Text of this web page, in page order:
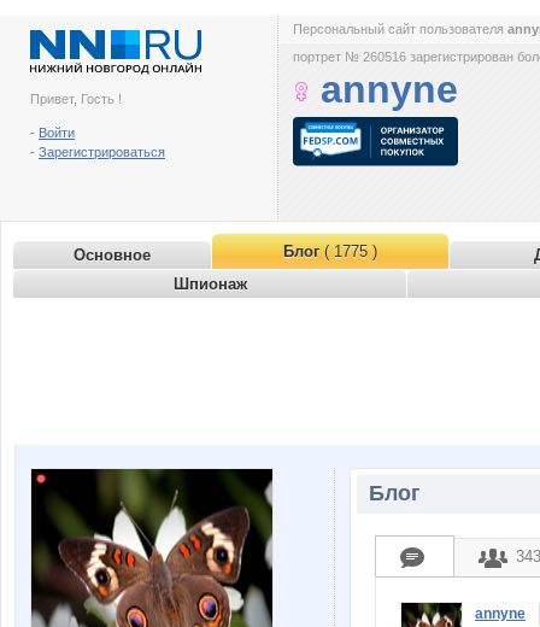
Привет, Гость !
- Войти
- Зарегистрироваться
Персональный сайт пользователя
портрет № 260516 зарегистрирован
annyne
Основное Блог( 1775 )
Шпионаж
Блог
annyne